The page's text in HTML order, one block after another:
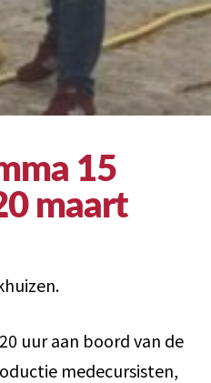
15
maart
uur aan boord van de
medecursisten,